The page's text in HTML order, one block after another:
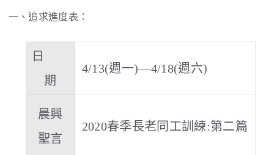
一、追求進度表：
日
期
4/13(週一)—4/18(週六)
晨興
聖言
2020春季長老同工訓練:第二篇